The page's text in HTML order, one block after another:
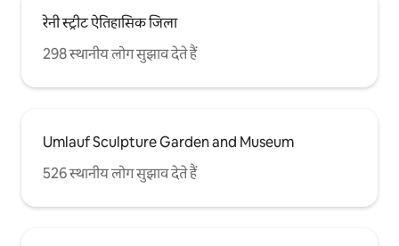
रेनी स्ट्रीट ऐतिहासिक जिला
298 स्थानीय लोग सुझाव देते हैं
Umlauf Sculpture Garden and Museum
526 स्थानीय लोग सुझाव देते हैं